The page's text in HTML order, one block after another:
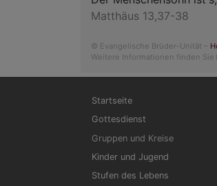
Matthäus 13,37-38
© Evangelische Brüder-Unität –
Weitere Informationen finden Sie
Hauptnavigation
Startseite
Gottesdienst
Gruppen und Kreise
Kinder und Jugend
Stufen des Lebens